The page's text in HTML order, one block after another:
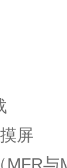
屏
MFR与